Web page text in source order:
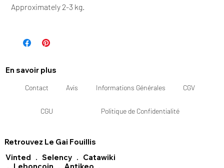
Approximately 2-3 kg.
Contact Avis Informations Générales CGV
CGU Politique de Confidentialité
En savoir plus
Retrouvez Le Gai Fouillis
Vinted . Selency. Catawiki